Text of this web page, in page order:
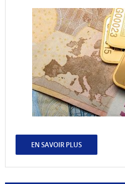
EN SAVOIR PLUS